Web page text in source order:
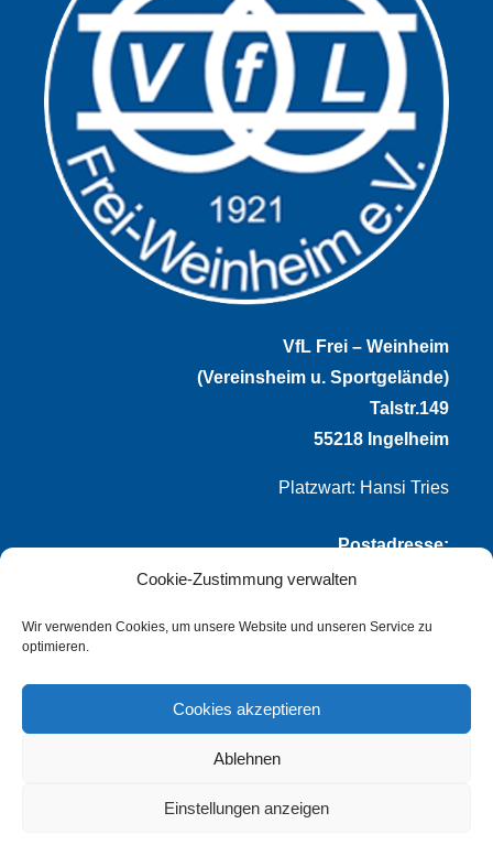
Cookie-Zustimmung verwalten
Wir verwenden Cookies, um unsere Website und unseren Service zu
optimieren.
Cookies akzeptieren
Ablehnen
Einstellungen anzeigen
VfL Frei – Weinheim
(Vereinsheim u. Sportgelände)
Talstr.149
55218 Ingelheim
Platzwart: Hansi Tries
Postadresse:
VfL Frei-Weinheim 1921 e.V.
Thomas Winternheimer
Talstr. 149
55218 Ingelheim
dozo-design Impressum